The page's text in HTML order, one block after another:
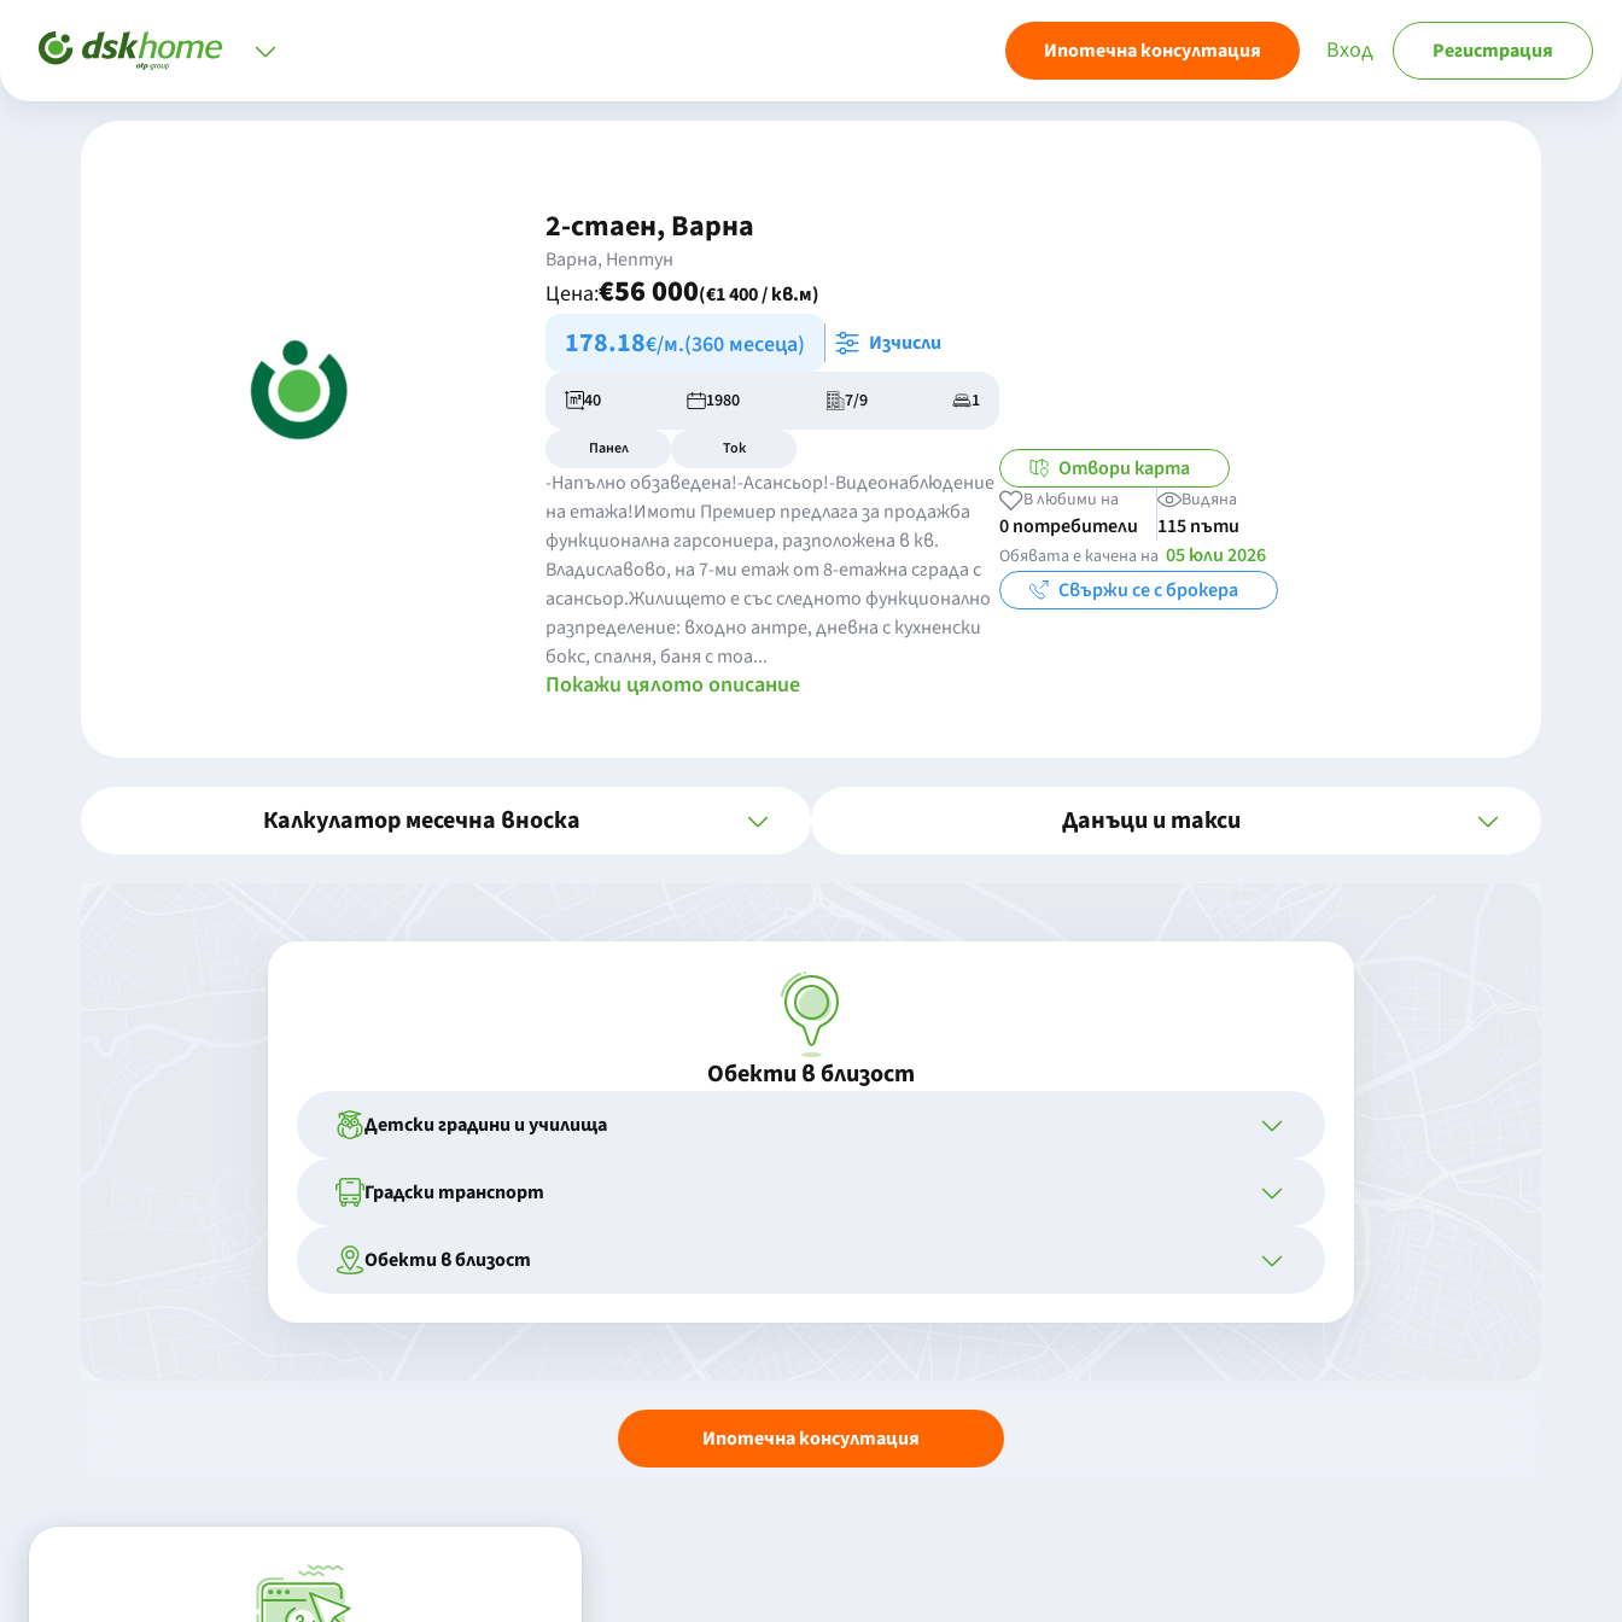
Ипотечна консултация Вход Регистрация
2-стаен, Варна
Варна, Нептун
Цена:€56 000(€1 400 / кв.м)
178.18€/м.(360 месеца) Изчисли
40 1980 7/9 1
Панел Ток
-Напълно обзаведена!-Асансьор!-Видеонаблюдение
на етажа!Имоти Премиер предлага за продажба
функционална гарсониера, разположена в кв.
Владиславово, на 7-ми етаж от 8-етажна сграда с
асансьор.Жилището е със следното функционално
разпределение: входно антре, дневна с кухненски
бокс, спалня, баня с тоа...
Покажи цялото описание
Отвори карта
В любими на
0 потребители
Видяна
115 пъти
Обявата е качена на 05 юли 2026
Свържи се с брокера
Калкулатор месечна вноска Данъци и такси
Обекти в близост
Детски градини и училища
Градски транспорт
Обекти в близост
Ипотечна консултация